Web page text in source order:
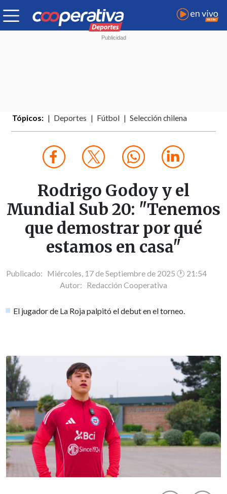
Tópicos: Deportes Fútbol Selección chilena
Rodrigo Godoy y el
Mundial Sub 20: "Tenemos
que demostrar por qué
estamos en casa"
Publicado: Miércoles, 17 de Septiembre de 2025 🕐 21:54
Autor: Redacción Cooperativa
El jugador de La Roja palpitó el debut en el torneo.